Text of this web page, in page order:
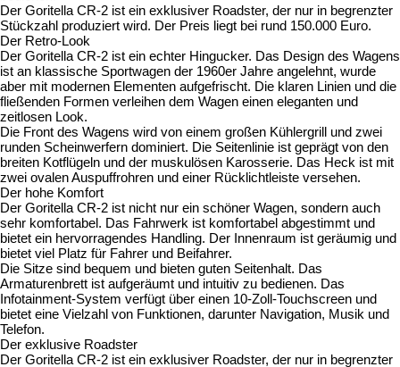
Der Goritella CR-2 ist ein exklusiver Roadster, der nur in begrenzter
Stückzahl produziert wird. Der Preis liegt bei rund 150.000 Euro.
Der Retro-Look
Der Goritella CR-2 ist ein echter Hingucker. Das Design des Wagens
ist an klassische Sportwagen der 1960er Jahre angelehnt, wurde
aber mit modernen Elementen aufgefrischt. Die klaren Linien und die
fließenden Formen verleihen dem Wagen einen eleganten und
zeitlosen Look.
Die Front des Wagens wird von einem großen Kühlergrill und zwei
runden Scheinwerfern dominiert. Die Seitenlinie ist geprägt von den
breiten Kotflügeln und der muskulösen Karosserie. Das Heck ist mit
zwei ovalen Auspuffrohren und einer Rücklichtleiste versehen.
Der hohe Komfort
Der Goritella CR-2 ist nicht nur ein schöner Wagen, sondern auch
sehr komfortabel. Das Fahrwerk ist komfortabel abgestimmt und
bietet ein hervorragendes Handling. Der Innenraum ist geräumig und
bietet viel Platz für Fahrer und Beifahrer.
Die Sitze sind bequem und bieten guten Seitenhalt. Das
Armaturenbrett ist aufgeräumt und intuitiv zu bedienen. Das
Infotainment-System verfügt über einen 10-Zoll-Touchscreen und
bietet eine Vielzahl von Funktionen, darunter Navigation, Musik und
Telefon.
Der exklusive Roadster
Der Goritella CR-2 ist ein exklusiver Roadster, der nur in begrenzter